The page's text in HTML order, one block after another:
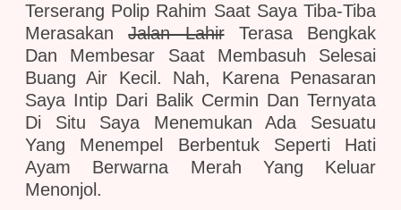
Terserang Polip Rahim Saat Saya Tiba-Tiba
MerasakanJalan LahirTerasa Bengkak
Dan Membesar Saat Membasuh Selesai
Buang Air Kecil. Nah, Karena Penasaran
Saya Intip Dari Balik Cermin Dan Ternyata
Di Situ Saya Menemukan Ada Sesuatu
Yang Menempel Berbentuk Seperti Hati
Ayam Berwarna Merah Yang Keluar
Menonjol.